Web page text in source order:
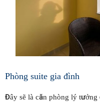
Phòng suite gia đình
Đây sẽ là căn phòng lý